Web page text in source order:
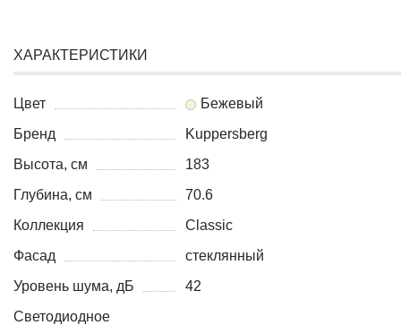
ХАРАКТЕРИСТИКИ
Цвет
Бежевый
Бренд
Kuppersberg
Высота, см
183
Глубина, см
70.6
Коллекция
Classic
Фасад
стеклянный
Уровень шума, дБ
42
Светодиодное